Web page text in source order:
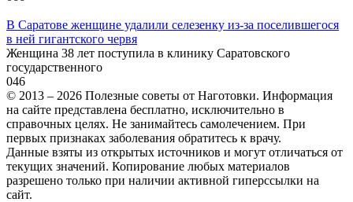
В Саратове женщине удалили селезенку из-за поселившегося
в ней гигантского червя
Женщина 38 лет поступила в клинику Саратовского
государственного
046
© 2013 – 2026 Полезные советы от Наготовки. Информация
на сайте представлена бесплатно, исключительно в
справочных целях. Не занимайтесь самолечением. При
первых признаках заболевания обратитесь к врачу.
Данные взяты из открытых источников и могут отличаться от
текущих значений. Копирование любых материалов
разрешено только при наличии активной гиперссылки на
сайт.